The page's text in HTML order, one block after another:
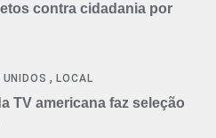
contra cidadania por
,LOCAL
TV americana faz seleção